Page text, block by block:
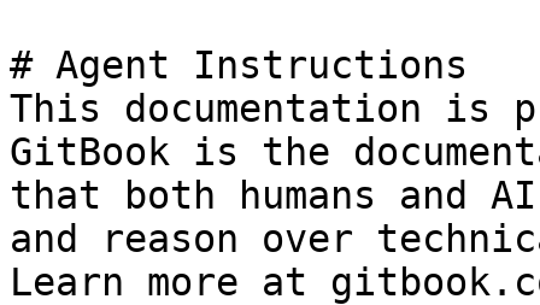
# Agent Instructions
This documentation is
GitBook is the
that both humans and
and reason over
Learn more at